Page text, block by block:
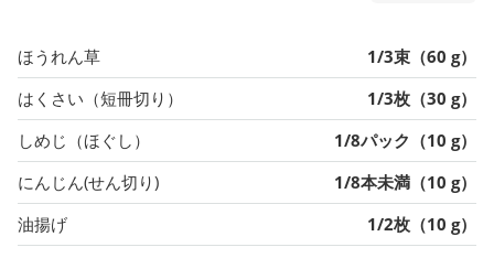
ほうれん草
1/3束（60 g）
はくさい（短冊切り）
1/3枚（30 g）
しめじ（ほぐし）
1/8パック（10 g）
にんじん(せん切り)
1/8本未満（10 g）
油揚げ
1/2枚（10 g）